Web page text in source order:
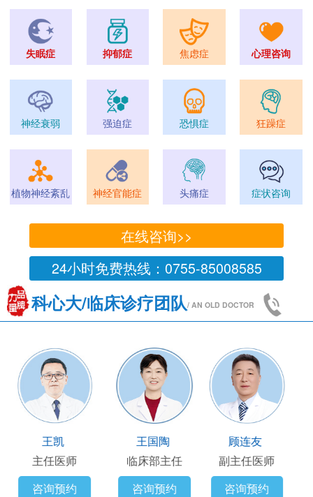
失眠症 抑郁症 焦虑症 心理咨询
神经衰弱 强迫症 恐惧症 狂躁症
植物神经紊乱 神经官能症 头痛症 症状咨询
在线咨询>>
24小时免费热线：0755-85008585
科心大/临床诊疗团队/ AN OLD DOCTOR
王凯
主任医师
咨询预约
王国陶
临床部主任
咨询预约
顾连友
副主任医师
咨询预约